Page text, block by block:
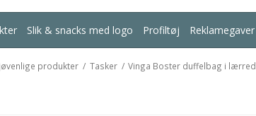
Slik & snacks med logo Profiltøj Reklamegaver
produkter / Tasker / Vinga Boster duffelbag i lærred